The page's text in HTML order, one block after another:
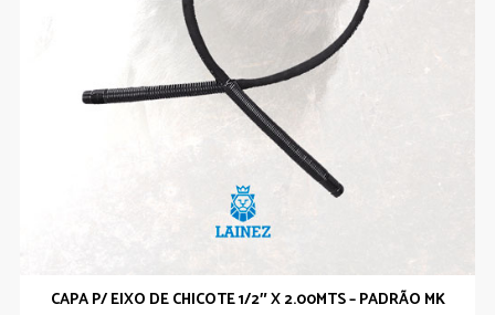
CAPA P/ EIXO DE CHICOTE 1/2″ X 2.00MTS – PADRÃO MK